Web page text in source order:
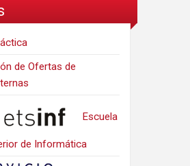
de Ofertas de
Escuela
de Informática